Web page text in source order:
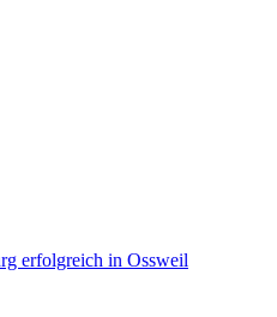
erfolgreich in Ossweil